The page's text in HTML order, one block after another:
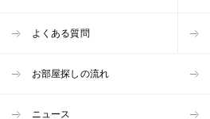
よくある質問
お部屋探しの流れ
ニュース